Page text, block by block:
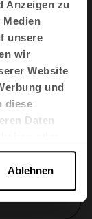
Anzeigen zu
unsere
wir
Website
und
diese
Daten
Ablehnen